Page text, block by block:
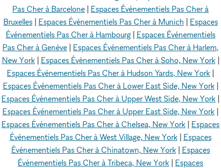
Pas Cher à Barcelone
Espaces Événementiels Pas Cher à
Bruxelles| Espaces Événementiels Pas Cher à Munich
Espaces
Événementiels Pas Cher à Hambourg| Espaces Événementiels
Pas Cher à Genève
Espaces Événementiels Pas Cher à Harlem,
New York| Espaces Événementiels Pas Cher à Soho, New York|
Espaces Événementiels Pas Cher à Hudson Yards, New York
Espaces Événementiels Pas Cher à Lower East Side, New York|
Espaces Événementiels Pas Cher à Upper West Side, New York
Espaces Événementiels Pas Cher à Upper East Side, New York
Espaces Événementiels Pas Cher à Chelsea, New York
Espaces
Événementiels Pas Cher à West Village, New York| Espaces
Événementiels Pas Cher à Chinatown, New York| Espaces
Événementiels Pas Cher à Tribeca, New York
Espaces